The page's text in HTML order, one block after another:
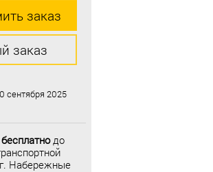
заказ
заказ
сентября 2025
бесплатнодо
Набережные